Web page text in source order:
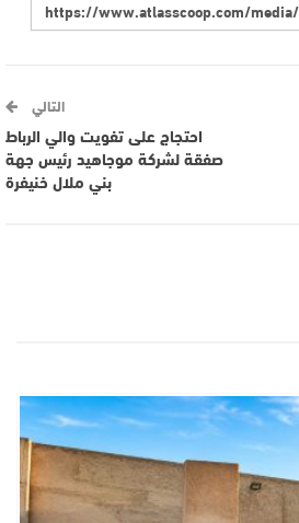
التالي
احتجاج على تفويت والي الرباط
صفقة لشركة موجاهيد رئيس جهة
بني ملال خنيفرة